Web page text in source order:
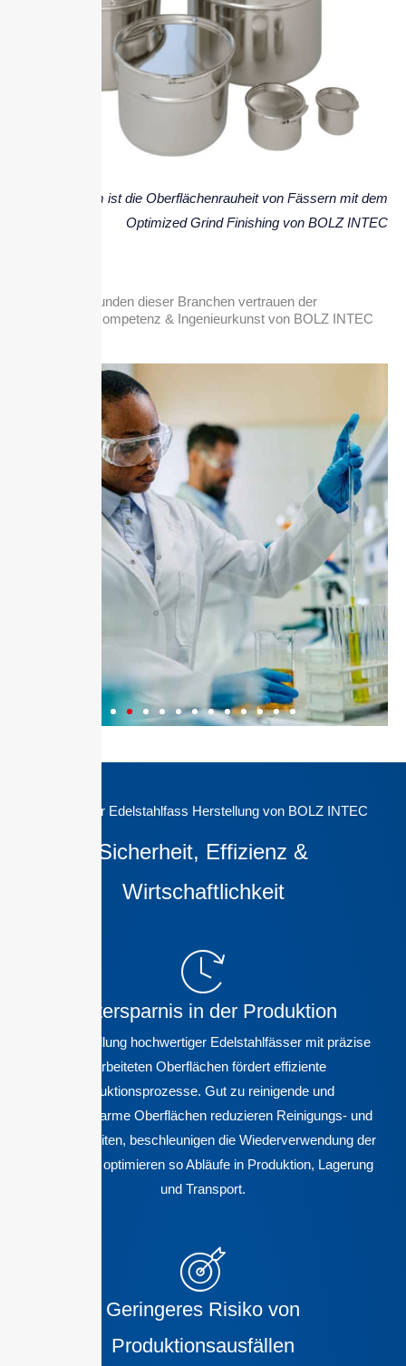
Ra ‹ 0,05 µm ist die Oberflächenrauheit von Fässern mit dem
Optimized Grind Finishing von BOLZ INTEC
Kunden dieser Branchen vertrauen der
Fertigungskompetenz & Ingenieurkunst von BOLZ INTEC
Vorteile der Edelstahlfass Herstellung von BOLZ INTEC
Sicherheit, Effizienz &
Wirtschaftlichkeit
Zeitersparnis in der Produktion
Die Herstellung hochwertiger Edelstahlfässer mit präzise
bearbeiteten Oberflächen fördert effiziente
Produktionsprozesse. Gut zu reinigende und
anhaftungsarme Oberflächen reduzieren Reinigungs- und
Wartungszeiten, beschleunigen die Wiederverwendung der
Fässer und optimieren so Abläufe in Produktion, Lagerung
und Transport.
Geringeres Risiko von
Produktionsausfällen